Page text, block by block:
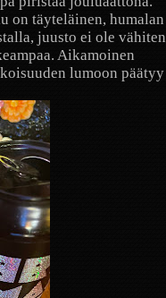
on täyteläinen, humalan
juusto ei ole vähiten
Aikamoinen
lumoon päätyy